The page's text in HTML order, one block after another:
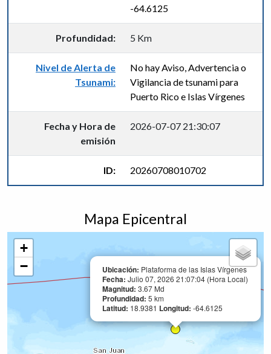
-64.6125
Profundidad: 5 Km
Nivel de Alerta de
Tsunami:
No hay Aviso, Advertencia o
Vigilancia de tsunami para
Puerto Rico e Islas Vírgenes
Fecha y Hora de
emisión
2026-07-07 21:30:07
ID: 20260708010702
Mapa Epicentral
Ubicación: Plataforma de las Islas Vírgenes
Fecha: Julio 07, 2026 21:07:04 (Hora Local)
Magnitud: 3.67 Md
Profundidad: 5 km
Latitud: 18.9381 Longitud: -64.6125
+
−